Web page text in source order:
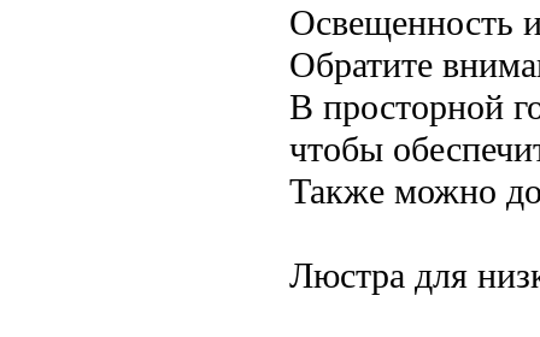
Освещенность
Обратите
В просторной
чтобы
Также можно
Люстра для